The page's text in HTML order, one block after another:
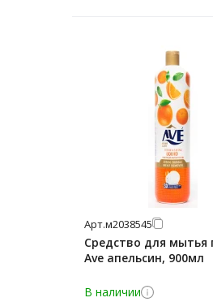
Арт.м2038545
Средство для мытья
Ave апельсин, 900мл
В наличии